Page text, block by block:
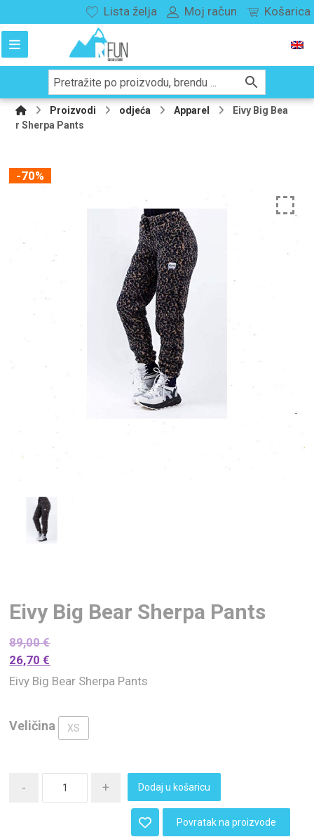
Lista želja Moj račun Košarica
Proizvodi odjeća Apparel
Eivy Big Bea
r Sherpa Pants
-70%
Eivy Big Bear Sherpa Pants
89,00€
26,70€
Eivy Big Bear Sherpa Pants
Veličina XS
- + Dodaj u košaricu
Povratak na proizvode